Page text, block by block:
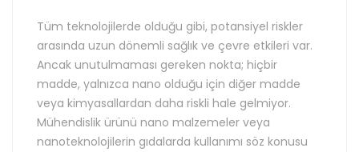
Tüm teknolojilerde olduğu gibi, potansiyel riskler
arasında uzun dönemli sağlık ve çevre etkileri var.
Ancak unutulmaması gereken nokta; hiçbir
madde, yalnızca nano olduğu için diğer madde
veya kimyasallardan daha riskli hale gelmiyor.
Mühendislik ürünü nano malzemeler veya
nanoteknolojilerin gıdalarda kullanımı söz konusu